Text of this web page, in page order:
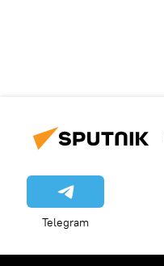
Telegram